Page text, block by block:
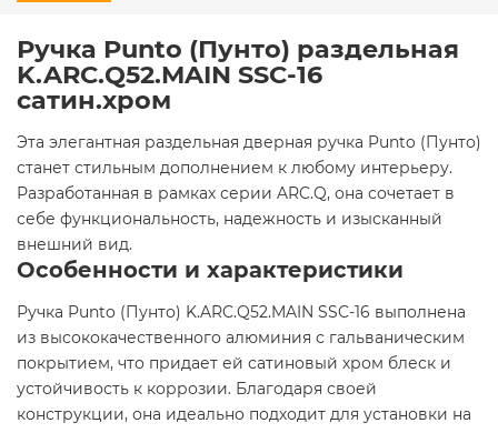
Ручка Punto (Пунто) раздельная
K.ARC.Q52.MAIN SSC-16
сатин.хром
Эта элегантная раздельная дверная ручка Punto (Пунто)
станет стильным дополнением к любому интерьеру.
Разработанная в рамках серии ARC.Q, она сочетает в
себе функциональность, надежность и изысканный
внешний вид.
Особенности и характеристики
Ручка Punto (Пунто) K.ARC.Q52.MAIN SSC-16 выполнена
из высококачественного алюминия с гальваническим
покрытием, что придает ей сатиновый хром блеск и
устойчивость к коррозии. Благодаря своей
конструкции, она идеально подходит для установки на